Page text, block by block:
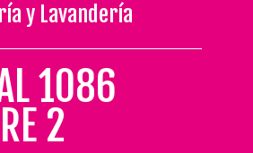
y Lavandería
1086
2